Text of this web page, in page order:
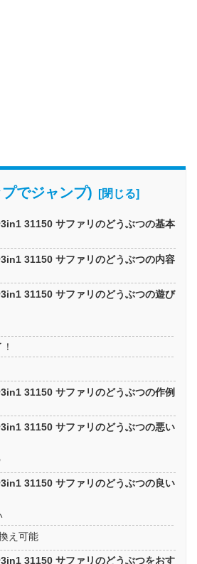
でジャンプ)
31150 サファリのどうぶつの基本
31150 サファリのどうぶつの内容
31150 サファリのどうぶつの遊び
31150 サファリのどうぶつの作例
31150 サファリのどうぶつの悪い
31150 サファリのどうぶつの良い
え可能
31150 サファリのどうぶつをおす